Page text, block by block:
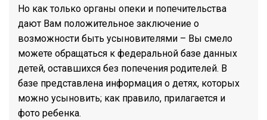
Но как только органы опеки и попечительства
дают Вам положительное заключение о
возможности быть усыновителями – Вы смело
можете обращаться к федеральной базе данных
детей, оставшихся без попечения родителей. В
базе представлена информация о детях, которых
можно усыновить; как правило, прилагается и
фото ребенка.